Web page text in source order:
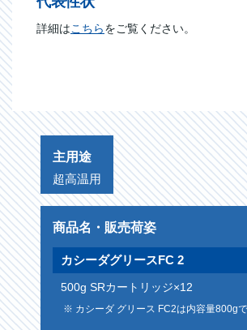
詳細はこちらをご覧ください。
主用途
超高温用
商品名・販売荷姿
カシーダグリースFC 2
500g SRカートリッジ×12
※ カシーダ グリース FC2は内容量800gで